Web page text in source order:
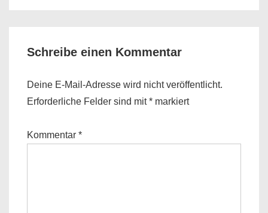
Schreibe einen Kommentar
Deine E-Mail-Adresse wird nicht veröffentlicht.
Erforderliche Felder sind mit* markiert
Kommentar *